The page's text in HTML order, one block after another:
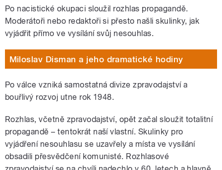
Po nacistické okupaci sloužil rozhlas propagandě.
Moderátoři nebo redaktoři si přesto našli skulinky, jak
vyjádřit přímo ve vysílání svůj nesouhlas.
Miloslav Disman a jeho dramatické hodiny
Po válce vzniká samostatná divize zpravodajství a
bouřlivý rozvoj utne rok 1948.
Rozhlas, včetně zpravodajství, opět začal sloužit totalitní
propagandě – tentokrát naší vlastní. Skulinky pro
vyjádření nesouhlasu se uzavřely a místa ve vysílání
obsadili přesvědčení komunisté. Rozhlasové